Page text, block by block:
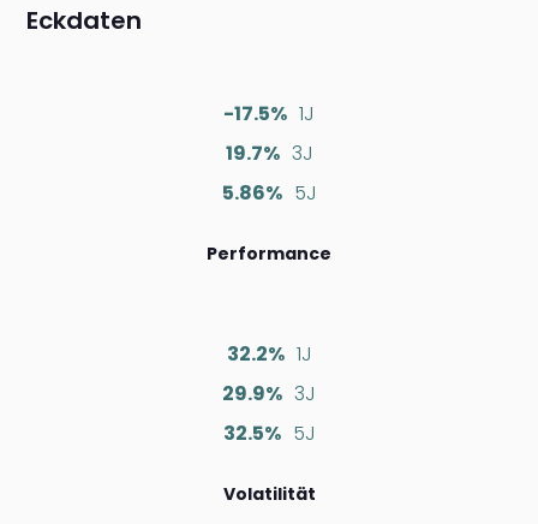
Eckdaten
-17.5% 1J
19.7% 3J
5.86% 5J
Performance
32.2% 1J
29.9% 3J
32.5% 5J
Volatilität